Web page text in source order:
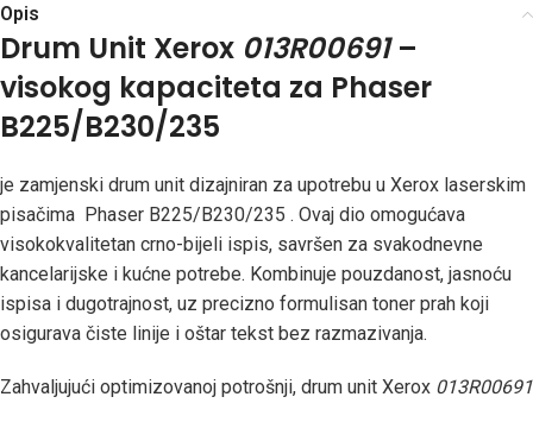
Opis
Drum Unit Xerox 013R00691–
visokog kapaciteta za Phaser
B225/B230/235
je zamjenski drum unit dizajniran za upotrebu u Xerox laserskim
pisačima Phaser B225/B230/235 . Ovaj dio omogućava
visokokvalitetan crno-bijeli ispis, savršen za svakodnevne
kancelarijske i kućne potrebe. Kombinuje pouzdanost, jasnoću
ispisa i dugotrajnost, uz precizno formulisan toner prah koji
osigurava čiste linije i oštar tekst bez razmazivanja.
Zahvaljujući optimizovanoj potrošnji, drum unit Xerox 013R00691